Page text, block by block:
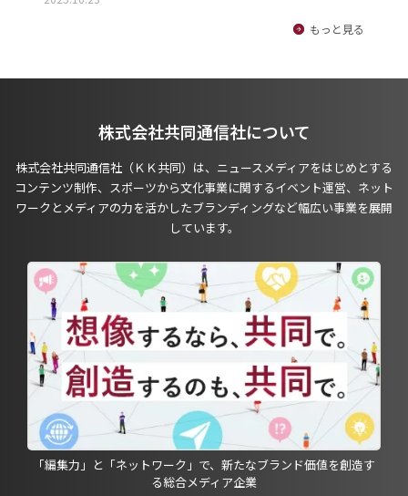
もっと見る
株式会社共同通信社について
株式会社共同通信社（ＫＫ共同）は、ニュースメディアをはじめとする
コンテンツ制作、スポーツから文化事業に関するイベント運営、ネット
ワークとメディアの力を活かしたブランディングなど幅広い事業を展開
しています。
「編集力」と「ネットワーク」で、新たなブランド価値を創造す
る総合メディア企業